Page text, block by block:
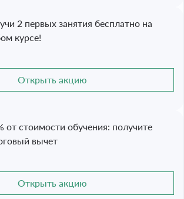
2 первых занятия бесплатно на
курсе!
Открыть акцию
от стоимости обучения: получите
вычет
Открыть акцию